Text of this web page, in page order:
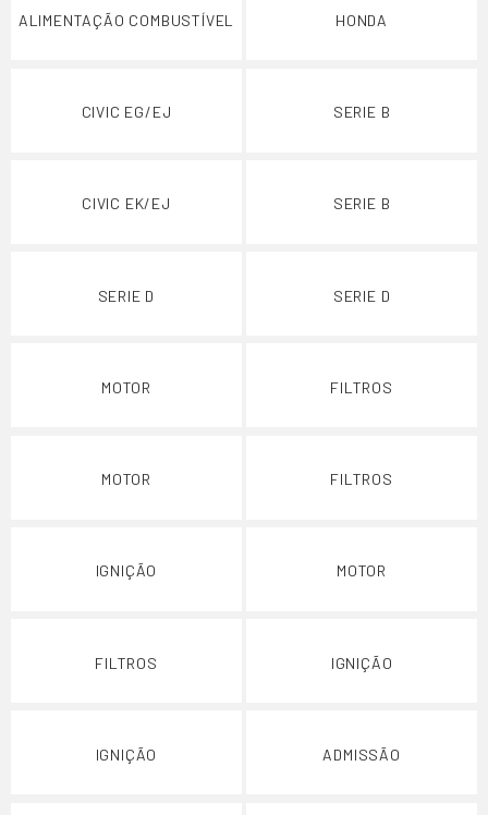
ALIMENTAÇÃO COMBUSTÍVEL HONDA
CIVIC EG/EJ SERIE B
CIVIC EK/EJ SERIE B
SERIE D SERIE D
MOTOR FILTROS
MOTOR FILTROS
IGNIÇÃO MOTOR
FILTROS IGNIÇÃO
IGNIÇÃO ADMISSÃO